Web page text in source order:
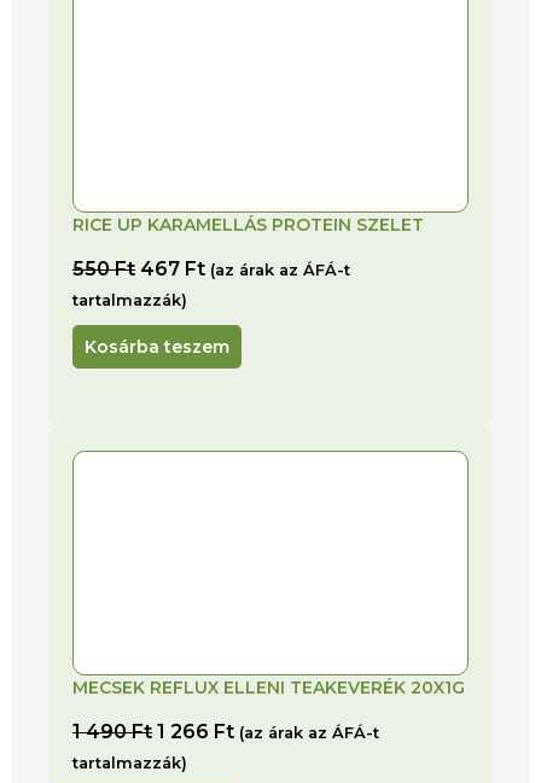
RICE UP KARAMELLÁS PROTEIN SZELET
550Ft 467 Ft (az árak az ÁFÁ-t
tartalmazzák)
Kosárba teszem
MECSEK REFLUX ELLENI TEAKEVERÉK 20X1G
1 490Ft 1 266 Ft (az árak az ÁFÁ-t
tartalmazzák)